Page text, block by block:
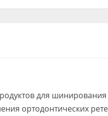
для шинирования
ортодонтических